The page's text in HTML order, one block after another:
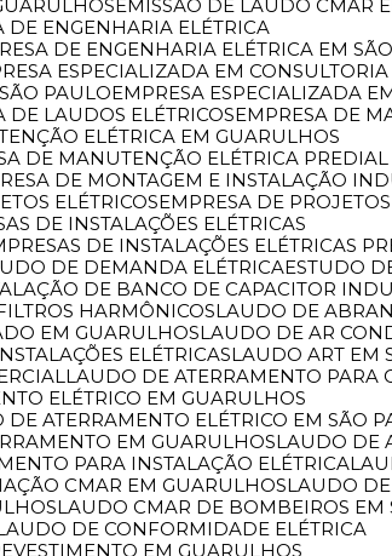
EMISSÃO DE LAUDO CMAR
DE ENGENHARIA ELÉTRICA
DE ENGENHARIA ELÉTRICA EM
ESPECIALIZADA EM
PAULO
EMPRESA ESPECIALIZADA
DE LAUDOS ELÉTRICOS
EMPRESA DE
ELÉTRICA EM GUARULHOS
DE MANUTENÇÃO ELÉTRICA PREDIAL
DE MONTAGEM E INSTALAÇÃO
ELÉTRICOS
EMPRESA DE
DE INSTALAÇÕES ELÉTRICAS
DE INSTALAÇÕES ELÉTRICAS
DE DEMANDA ELÉTRICA ESTUDO
DE BANCO DE CAPACITOR
HARMÔNICOS LAUDO DE
EM GUARULHOS LAUDO DE AR
ELÉTRICAS LAUDO ART EM
LAUDO DE ATERRAMENTO PARA
ELÉTRICO EM GUARULHOS
DE ATERRAMENTO ELÉTRICO EM SÃO
EM GUARULHOS LAUDO DE
PARA INSTALAÇÃO ELÉTRICA
CMAR EM GUARULHOS LAUDO
LAUDO CMAR DE BOMBEIROS EM
LAUDO DE CONFORMIDADE ELÉTRICA
EM GUARULHOS